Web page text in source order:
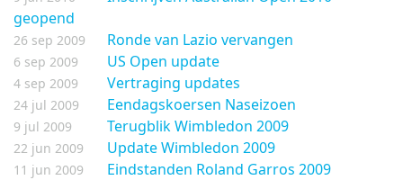
geopend
26 sep 2009 Ronde van Lazio vervangen
6 sep 2009 US Open update
4 sep 2009 Vertraging updates
24 jul 2009 Eendagskoersen Naseizoen
9 jul 2009 Terugblik Wimbledon 2009
22 jun 2009 Update Wimbledon 2009
11 jun 2009 Eindstanden Roland Garros 2009